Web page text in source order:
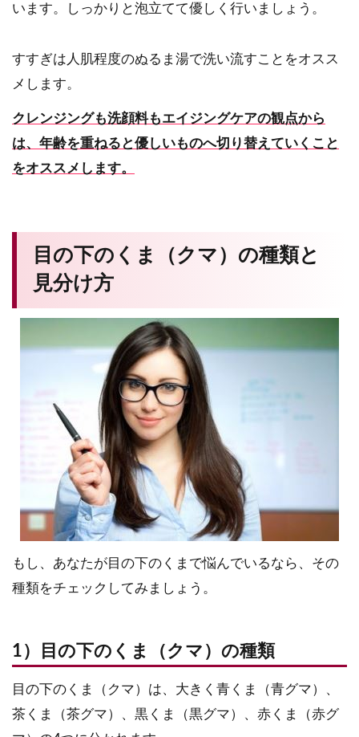
います。しっかりと泡立てて優しく行いましょう。
すすぎは人肌程度のぬるま湯で洗い流すことをオスス
メします。
クレンジングも洗顔料もエイジングケアの観点から
は、年齢を重ねると優しいものへ切り替えていくこと
をオススメします。
目の下のくま（クマ）の種類と
見分け方
もし、あなたが目の下のくまで悩んでいるなら、その
種類をチェックしてみましょう。
1）目の下のくま（クマ）の種類
目の下のくま（クマ）は、大きく青くま（青グマ）、
茶くま（茶グマ）、黒くま（黒グマ）、赤くま（赤グ